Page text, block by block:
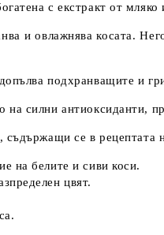
с екстракт от мляко
и овлажнява косата.
подхранващите и
силни антиоксиданти,
съдържащи се в рецептата
на белите и сиви коси.
цвят.